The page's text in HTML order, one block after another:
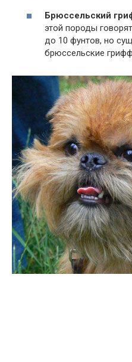
Брюссельский
этой породы
до 10 фунтов, но
брюссельские